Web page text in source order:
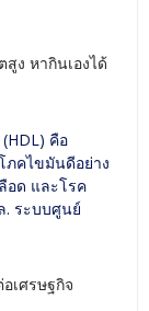
ง หากินเองได้
คือ
ภคไขมันดีอย่าง
อด และโรค
. ระบบศูนย์
เศรษฐกิจ